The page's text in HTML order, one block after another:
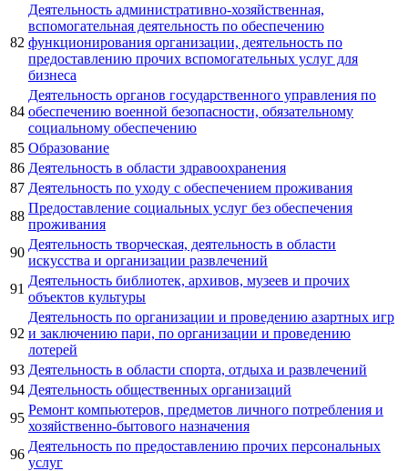
82
Деятельность административно-хозяйственная,
вспомогательная деятельность по обеспечению
функционирования организации, деятельность по
предоставлению прочих вспомогательных услуг для
бизнеса
84
Деятельность органов государственного управления по
обеспечению военной безопасности, обязательному
социальному обеспечению
85 Образование
86 Деятельность в области здравоохранения
87 Деятельность по уходу с обеспечением проживания
88
Предоставление социальных услуг без обеспечения
проживания
90
Деятельность творческая, деятельность в области
искусства и организации развлечений
91
Деятельность библиотек, архивов, музеев и прочих
объектов культуры
92
Деятельность по организации и проведению азартных игр
и заключению пари, по организации и проведению
лотерей
93 Деятельность в области спорта, отдыха и развлечений
94 Деятельность общественных организаций
95
Ремонт компьютеров, предметов личного потребления и
хозяйственно-бытового назначения
96
Деятельность по предоставлению прочих персональных
услуг